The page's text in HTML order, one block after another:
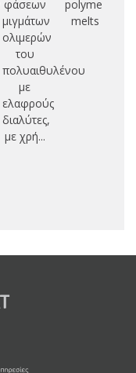
φάσεων
μιγμάτων
ολιμερών
του
πολυαιθυλένου
με
ελαφρούς
διαλύτες,
με χρή...
polymer
melts